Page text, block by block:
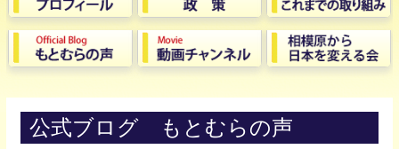
公式ブログ もとむらの声